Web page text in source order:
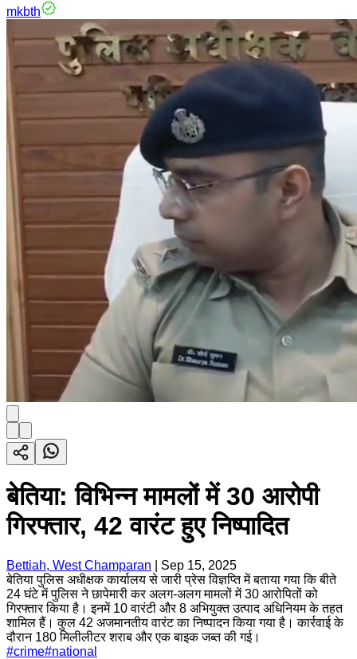
mkbth
बेतिया: विभिन्न मामलों में 30 आरोपी
गिरफ्तार, 42 वारंट हुए निष्पादित
Bettiah, West Champaran
Sep 15, 2025
बेतिया पुलिस अधीक्षक कार्यालय से जारी प्रेस विज्ञप्ति में बताया गया कि बीते
24 घंटे में पुलिस ने छापेमारी कर अलग-अलग मामलों में 30 आरोपितों को
गिरफ्तार किया है। इनमें 10 वारंटी और 8 अभियुक्त उत्पाद अधिनियम के तहत
शामिल हैं। कुल 42 अजमानतीय वारंट का निष्पादन किया गया है। कार्रवाई के
दौरान 180 मिलीलीटर शराब और एक बाइक जब्त की गई।
#crime#national